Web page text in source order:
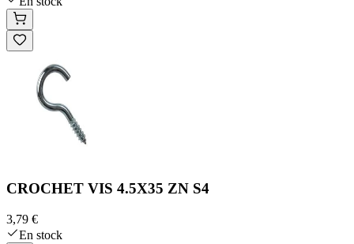
CROCHET VIS 4.5X35 ZN S4
3,79 €
En stock